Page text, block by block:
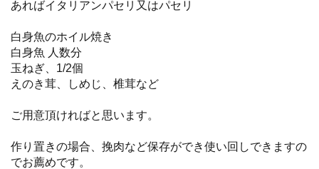
あればイタリアンパセリ又はパセリ
白身魚のホイル焼き
白身魚 人数分
玉ねぎ、1/2個
えのき茸、しめじ、椎茸など
ご用意頂ければと思います。
作り置きの場合、挽肉など保存ができ使い回しできますの
でお薦めです。